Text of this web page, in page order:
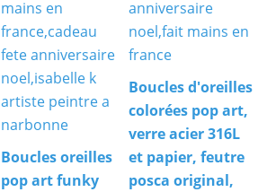
Boucles oreilles
pop art funky
Boucles d'oreilles
colorées pop art,
verre acier 316L
et papier, feutre
posca original,